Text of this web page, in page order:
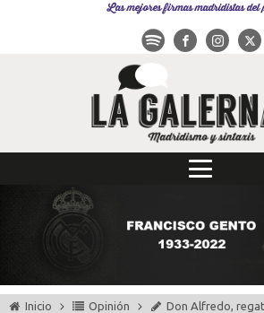
Las mejores firmas madridistas del
Inicio Opinión Don Alfredo,